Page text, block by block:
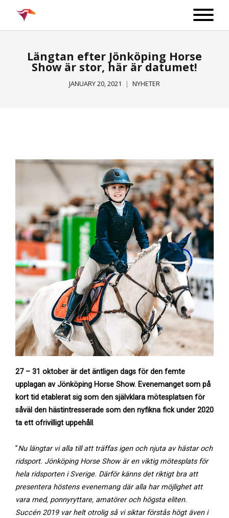
Längtan efter Jönköping Horse
Show är stor, här är datumet!
JANUARY 20, 2021 NYHETER
27 – 31 oktober är det äntligen dags för den femte
upplagan av Jönköping Horse Show. Evenemanget som på
kort tid etablerat sig som den självklara mötesplatsen för
såväl den hästintresserade som den nyfikna fick under 2020
ta ett ofrivilligt uppehåll .
”Nu längtar vi alla till att träffas igen och njuta av hästar och
ridsport. Jönköping Horse Show är en viktig mötesplats för
hela ridsporten i Sverige. Därför känns det riktigt bra att
presentera höstens evenemang där alla har möjlighet att
vara med, ponnyryttare, amatörer och högsta eliten.
Succén 2019 var helt otrolig så vi siktar förstås högt även i